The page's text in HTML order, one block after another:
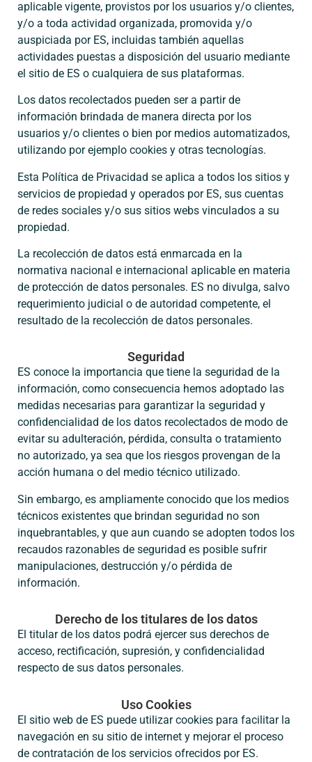
aplicable vigente, provistos por los usuarios y/o clientes,
y/o a toda actividad organizada, promovida y/o
auspiciada por ES, incluidas también aquellas
actividades puestas a disposición del usuario mediante
el sitio de ES o cualquiera de sus plataformas.
Los datos recolectados pueden ser a partir de
información brindada de manera directa por los
usuarios y/o clientes o bien por medios automatizados,
utilizando por ejemplo cookies y otras tecnologías.
Esta Política de Privacidad se aplica a todos los sitios y
servicios de propiedad y operados por ES, sus cuentas
de redes sociales y/o sus sitios webs vinculados a su
propiedad.
La recolección de datos está enmarcada en la
normativa nacional e internacional aplicable en materia
de protección de datos personales. ES no divulga, salvo
requerimiento judicial o de autoridad competente, el
resultado de la recolección de datos personales.
Seguridad
ES conoce la importancia que tiene la seguridad de la
información, como consecuencia hemos adoptado las
medidas necesarias para garantizar la seguridad y
confidencialidad de los datos recolectados de modo de
evitar su adulteración, pérdida, consulta o tratamiento
no autorizado, ya sea que los riesgos provengan de la
acción humana o del medio técnico utilizado.
Sin embargo, es ampliamente conocido que los medios
técnicos existentes que brindan seguridad no son
inquebrantables, y que aun cuando se adopten todos los
recaudos razonables de seguridad es posible sufrir
manipulaciones, destrucción y/o pérdida de
información.
Derecho de los titulares de los datos
El titular de los datos podrá ejercer sus derechos de
acceso, rectificación, supresión, y confidencialidad
respecto de sus datos personales.
Uso Cookies
El sitio web de ES puede utilizar cookies para facilitar la
navegación en su sitio de internet y mejorar el proceso
de contratación de los servicios ofrecidos por ES.